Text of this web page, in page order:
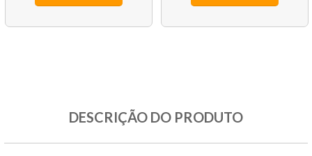
DESCRIÇÃO DO PRODUTO